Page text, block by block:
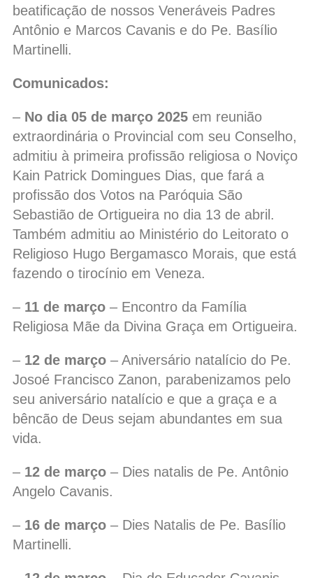
beatificação de nossos Veneráveis Padres
Antônio e Marcos Cavanis e do Pe. Basílio
Martinelli.
Comunicados:
– No dia 05 de março 2025 em reunião
extraordinária o Provincial com seu Conselho,
admitiu à primeira profissão religiosa o Noviço
Kain Patrick Domingues Dias, que fará a
profissão dos Votos na Paróquia São
Sebastião de Ortigueira no dia 13 de abril.
Também admitiu ao Ministério do Leitorato o
Religioso Hugo Bergamasco Morais, que está
fazendo o tirocínio em Veneza.
– 11 de março – Encontro da Família
Religiosa Mãe da Divina Graça em Ortigueira.
– 12 de março – Aniversário natalício do Pe.
Josoé Francisco Zanon, parabenizamos pelo
seu aniversário natalício e que a graça e a
bêncão de Deus sejam abundantes em sua
vida.
– 12 de março – Dies natalis de Pe. Antônio
Angelo Cavanis.
– 16 de março – Dies Natalis de Pe. Basílio
Martinelli.